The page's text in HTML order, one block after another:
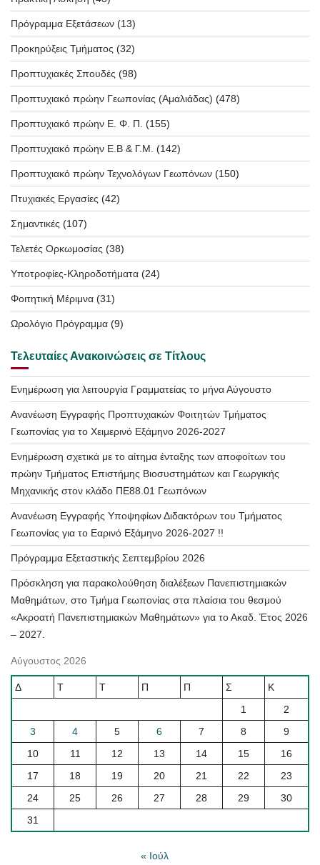
Πρόγραμμα Εξετάσεων (13)
Προκηρύξεις Τμήματος (32)
Προπτυχιακές Σπουδές (98)
Προπτυχιακό πρώην Γεωπονίας (Αμαλιάδας) (478)
Προπτυχιακό πρώην Ε. Φ. Π. (155)
Προπτυχιακό πρώην Ε.Β & Γ.Μ. (142)
Προπτυχιακό πρώην Τεχνολόγων Γεωπόνων (150)
Πτυχιακές Εργασίες (42)
Σημαντικές (107)
Τελετές Ορκωμοσίας (38)
Υποτροφίες-Κληροδοτήματα (24)
Φοιτητική Μέριμνα (31)
Ωρολόγιο Πρόγραμμα (9)
Τελευταίες Ανακοινώσεις σε Τίτλους
Ενημέρωση για λειτουργία Γραμματείας το μήνα Αύγουστο
Ανανέωση Εγγραφής Προπτυχιακών Φοιτητών Τμήματος
Γεωπονίας για το Χειμερινό Εξάμηνο 2026-2027
Ενημέρωση σχετικά με το αίτημα ένταξης των αποφοίτων του
πρώην Τμήματος Επιστήμης Βιοσυστημάτων και Γεωργικής
Μηχανικής στον κλάδο ΠΕ88.01 Γεωπόνων
Ανανέωση Εγγραφής Υποψηφίων Διδακτόρων του Τμήματος
Γεωπονίας για το Εαρινό Εξάμηνο 2026-2027 !!
Πρόγραμμα Εξεταστικής Σεπτεμβρίου 2026
Πρόσκληση για παρακολούθηση διαλέξεων Πανεπιστημιακών
Μαθημάτων, στο Τμήμα Γεωπονίας στα πλαίσια του θεσμού
«Ακροατή Πανεπιστημιακών Μαθημάτων» για το Ακαδ. Έτος 2026
– 2027.
Αύγουστος 2026
Δ Τ Τ Π Π Σ
Κ
1
2
3
4 5 6 7 8
9
10
11 12 13 14 15
16
17
18 19 20 21 22
23
24
25 26 27 28 29
30
31
« Ιούλ